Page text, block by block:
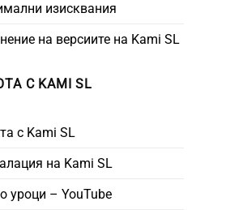
изисквания
на версиите на Kami SL
С KAMI SL
с Kami SL
на Kami SL
уроци – YouTube